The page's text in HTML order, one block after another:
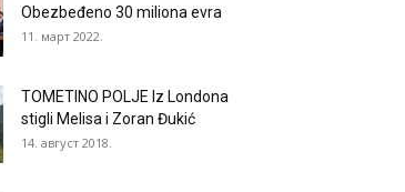
Obezbeđeno 30 miliona evra
11. март 2022.
TOMETINO POLJE Iz Londona
stigli Melisa i Zoran Đukić
14. август 2018.